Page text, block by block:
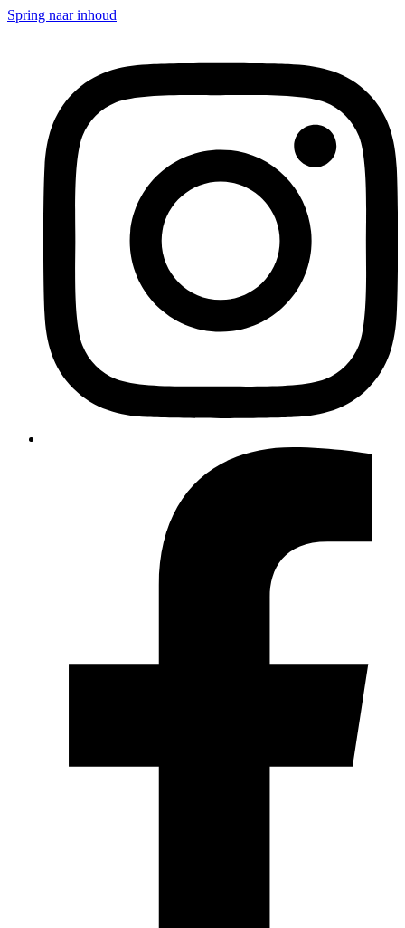
Spring naar inhoud